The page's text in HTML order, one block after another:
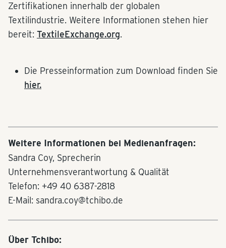
Zertifikationen innerhalb der globalen
Textilindustrie. Weitere Informationen stehen hier
bereit: TextileExchange.org.
Die Presseinformation zum Download finden Sie
hier.
Weitere Informationen bei Medienanfragen:
Sandra Coy, Sprecherin
Unternehmensverantwortung & Qualität
Telefon: +49 40 6387-2818
E-Mail: sandra.coy@tchibo.de
Über Tchibo: